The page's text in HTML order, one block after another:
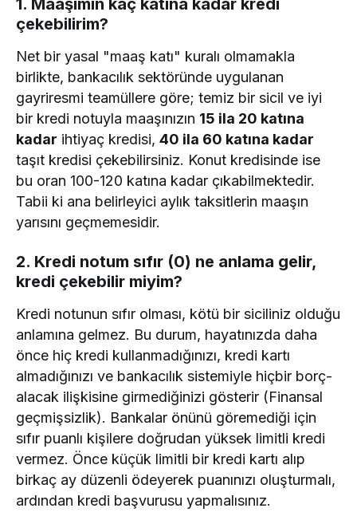
çekebilirim?
Net bir yasal "maaş katı" kuralı olmamakla
birlikte, bankacılık sektöründe uygulanan
gayriresmi teamüllere göre; temiz bir sicil ve iyi
bir kredi notuyla maaşınızın 15 ila 20 katına
kadar ihtiyaç kredisi,40 ila 60 katına kadar
taşıt kredisi çekebilirsiniz. Konut kredisinde ise
bu oran 100-120 katına kadar çıkabilmektedir.
Tabii ki ana belirleyici aylık taksitlerin maaşın
yarısını geçmemesidir.
2. Kredi notum sıfır (0) ne anlama gelir,
kredi çekebilir miyim?
Kredi notunun sıfır olması, kötü bir siciliniz olduğu
anlamına gelmez. Bu durum, hayatınızda daha
önce hiç kredi kullanmadığınızı, kredi kartı
almadığınızı ve bankacılık sistemiyle hiçbir borç-
alacak ilişkisine girmediğinizi gösterir (Finansal
geçmişsizlik). Bankalar önünü göremediği için
sıfır puanlı kişilere doğrudan yüksek limitli kredi
vermez. Önce küçük limitli bir kredi kartı alıp
birkaç ay düzenli ödeyerek puanınızı oluşturmalı,
ardından kredi başvurusu yapmalısınız.